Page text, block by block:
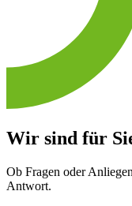
Wir sind für
Ob Fragen oder
Antwort.